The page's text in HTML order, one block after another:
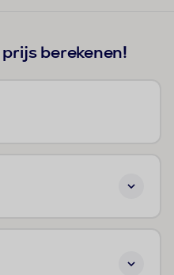
berekenen!